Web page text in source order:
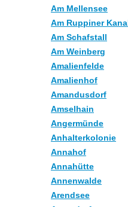
Am Mellensee
Am Ruppiner Kanal
Am Schafstall
Am Weinberg
Amalienfelde
Amalienhof
Amandusdorf
Amselhain
Angermünde
Anhalterkolonie
Annahof
Annahütte
Annenwalde
Arendsee